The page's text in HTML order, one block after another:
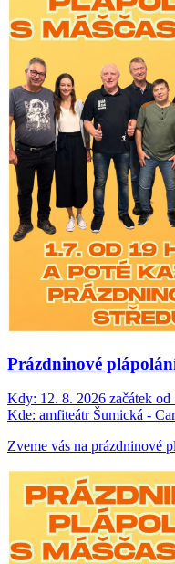
Prázdninové
Kdy: 12. 8. 2026 začátek od
Kde: amfiteátr Šumická -
Zveme vás na prázdninové